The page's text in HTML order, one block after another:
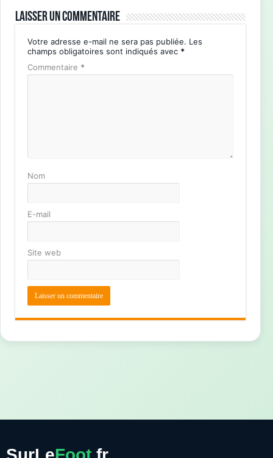
Laisser un commentaire
Votre adresse e-mail ne sera pas publiée. Les
champs obligatoires sont indiqués avec *
Commentaire *
Nom
E-mail
Site web